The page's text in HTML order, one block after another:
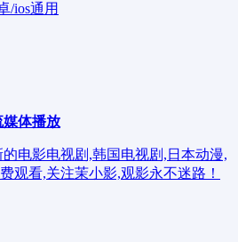
/ios通用
媒体播放
电影电视剧,韩国电视剧,日本动漫,
观看,关注茉小影,观影永不迷路！